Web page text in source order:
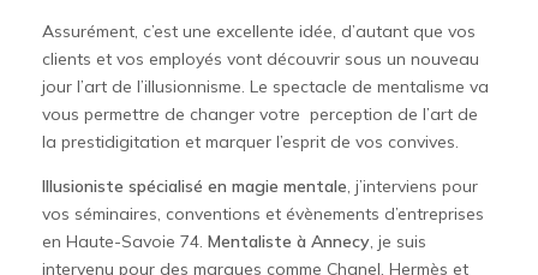
Assurément, c’est une excellente idée, d’autant que vos
clients et vos employés vont découvrir sous un nouveau
jour l’art de l’illusionnisme. Le spectacle de mentalisme va
vous permettre de changer votre perception de l’art de
la prestidigitation et marquer l’esprit de vos convives.
Illusioniste spécialisé en magie mentale, j’interviens pour
vos séminaires, conventions et évènements d’entreprises
en Haute-Savoie 74. Mentaliste à Annecy, je suis
intervenu pour des marques comme Chanel, Hermès et